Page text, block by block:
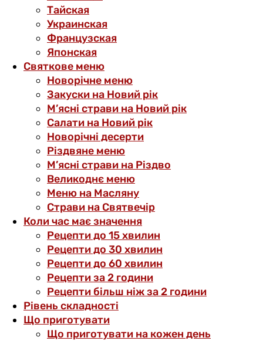
Тайская
Украинская
Французская
Японская
Святкове меню
Новорічне меню
Закуски на Новий рік
М’ясні страви на Новий рік
Салати на Новий рік
Новорічні десерти
Різдвяне меню
М’ясні страви на Різдво
Великоднє меню
Меню на Масляну
Страви на Святвечір
Коли час має значення
Рецепти до 15 хвилин
Рецепти до 30 хвилин
Рецепти до 60 хвилин
Рецепти за 2 години
Рецепти більш ніж за 2 години
Рівень складності
Що приготувати
Що приготувати на кожен день